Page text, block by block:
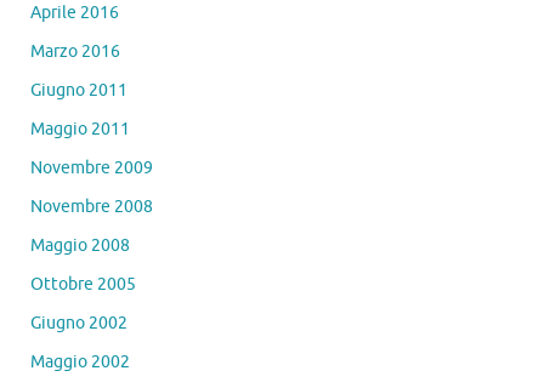
Aprile 2016
Marzo 2016
Giugno 2011
Maggio 2011
Novembre 2009
Novembre 2008
Maggio 2008
Ottobre 2005
Giugno 2002
Maggio 2002